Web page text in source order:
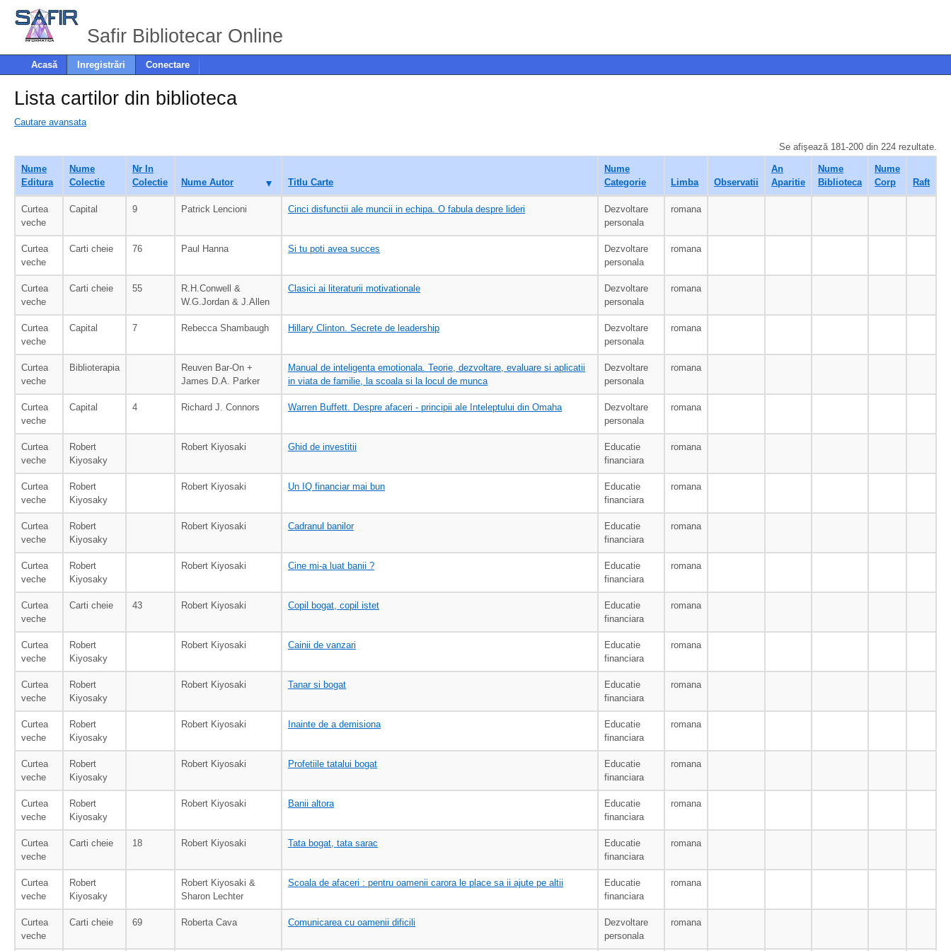
Safir Bibliotecar Online
Acasă Inregistrări Conectare
Lista cartilor din biblioteca
Cautare avansata
Se afişează 181-200 din 224 rezultate.
Nume
Editura
Nume
Colectie
Nr In
Colectie
Nume Autor Titlu Carte
Nume
Categorie
Limba Observatii
An
Aparitie
Nume
Biblioteca
Nume
Corp
Raft
Curtea
veche
Capital 9 Patrick Lencioni Cinci disfunctii ale muncii in echipa. O fabula despre lideri
Dezvoltare
personala
romana
Curtea
veche
Carti cheie 76 Paul Hanna Si tu poti avea succes
Dezvoltare
personala
romana
Curtea
veche
Carti cheie 55
R.H.Conwell &
W.G.Jordan & J.Allen
Clasici ai literaturii motivationale
Dezvoltare
personala
romana
Curtea
veche
Capital 7 Rebecca Shambaugh Hillary Clinton. Secrete de leadership
Dezvoltare
personala
romana
Curtea
veche
Biblioterapia
Reuven Bar-On +
James D.A. Parker
Manual de inteligenta emotionala. Teorie, dezvoltare, evaluare si aplicatii
in viata de familie, la scoala si la locul de munca
Dezvoltare
personala
romana
Curtea
veche
Capital 4 Richard J. Connors Warren Buffett. Despre afaceri - principii ale Inteleptului din Omaha
Dezvoltare
personala
romana
Curtea
veche
Robert
Kiyosaky
Robert Kiyosaki Ghid de investitii
Educatie
financiara
romana
Curtea
veche
Robert
Kiyosaky
Robert Kiyosaki Un IQ financiar mai bun
Educatie
financiara
romana
Curtea
veche
Robert
Kiyosaky
Robert Kiyosaki Cadranul banilor
Educatie
financiara
romana
Curtea
veche
Robert
Kiyosaky
Robert Kiyosaki Cine mi-a luat banii ?
Educatie
financiara
romana
Curtea
veche
Carti cheie 43 Robert Kiyosaki Copil bogat, copil istet
Educatie
financiara
romana
Curtea
veche
Robert
Kiyosaky
Robert Kiyosaki Cainii de vanzari
Educatie
financiara
romana
Curtea
veche
Robert
Kiyosaky
Robert Kiyosaki Tanar si bogat
Educatie
financiara
romana
Curtea
veche
Robert
Kiyosaky
Robert Kiyosaki Inainte de a demisiona
Educatie
financiara
romana
Curtea
veche
Robert
Kiyosaky
Robert Kiyosaki Profetiile tatalui bogat
Educatie
financiara
romana
Curtea
veche
Robert
Kiyosaky
Robert Kiyosaki Banii altora
Educatie
financiara
romana
Curtea
veche
Carti cheie 18 Robert Kiyosaki Tata bogat, tata sarac
Educatie
financiara
romana
Curtea
veche
Robert
Kiyosaky
Robert Kiyosaki &
Sharon Lechter
Scoala de afaceri : pentru oamenii carora le place sa ii ajute pe altii
Educatie
financiara
romana
Curtea
veche
Carti cheie 69 Roberta Cava Comunicarea cu oamenii dificili
Dezvoltare
personala
romana